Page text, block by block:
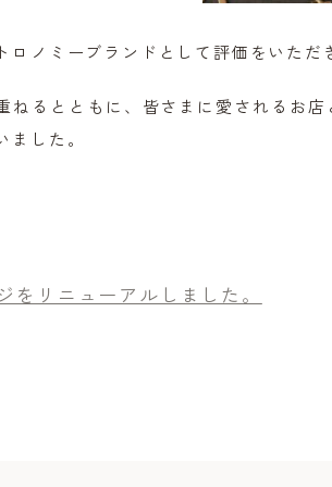
ロノミーブランドとして評価をいただ
ねるとともに、皆さまに愛されるお
ました。
をリニューアルしました。